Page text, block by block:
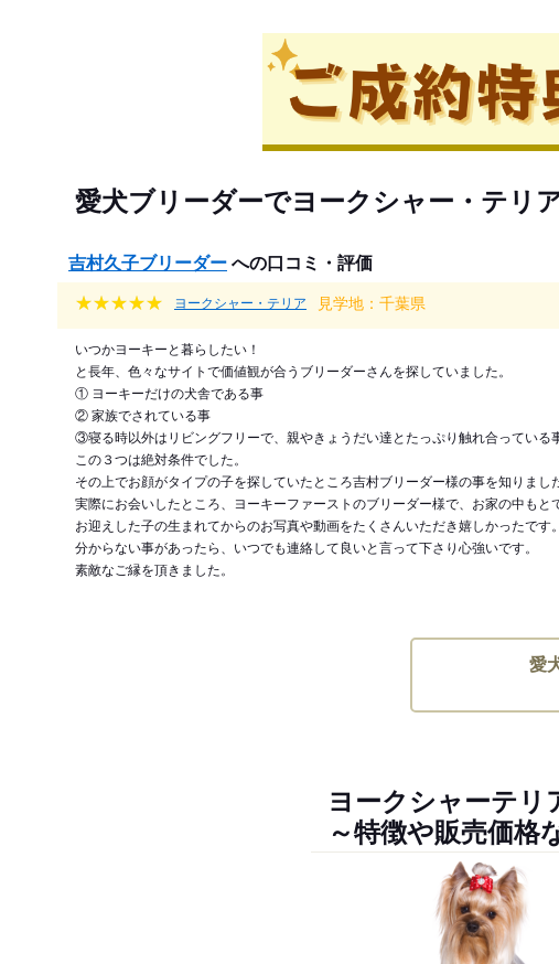
愛犬ブリーダーでヨークシャー・テリ
吉村久子ブリーダーへの口コミ・評価
ヨークシャー・テリア 見学地：千葉県
いつかヨーキーと暮らしたい！
と長年、色々なサイトで価値観が合うブリーダーさんを探していました。
① ヨーキーだけの犬舎である事
② 家族でされている事
③寝る時以外はリビングフリーで、親やきょうだい達とたっぷり触れ合っている
この３つは絶対条件でした。
その上でお顔がタイプの子を探していたところ吉村ブリーダー様の事を知りました
実際にお会いしたところ、ヨーキーファーストのブリーダー様で、お家の中も
お迎えした子の生まれてからのお写真や動画をたくさんいただき嬉しかったです。
分からない事があったら、いつでも連絡して良いと言って下さり心強いです。
素敵なご縁を頂きました。
愛
ヨークシャーテ
～特徴や販売価格